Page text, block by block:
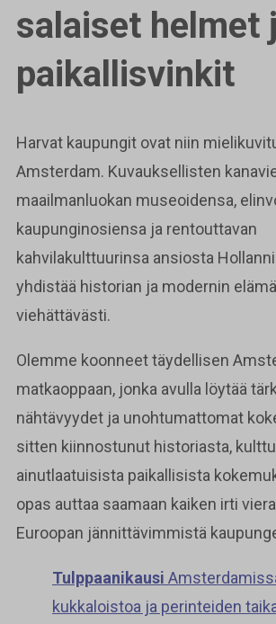
salaiset helmet
paikallisvinkit
Harvat kaupungit ovat niin
Amsterdam. Kuvauksellisten
maailmanluokan museoidensa,
kaupunginosiensa ja rentouttavan
kahvilakulttuurinsa ansiosta
yhdistää historian ja modernin
viehättävästi.
Olemme koonneet täydellisen
matkaoppaan, jonka avulla löytää
nähtävyydet ja unohtumattomat
sitten kiinnostunut historiasta,
ainutlaatuisista paikallisista
opas auttaa saamaan kaiken irti
Euroopan jännittävimmistä
Tulppaanikausi
kukkaloistoa ja perinteiden